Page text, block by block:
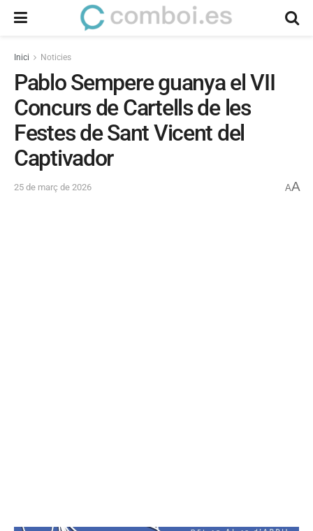
Inici Noticies
Pablo Sempere guanya el VII
Concurs de Cartells de les
Festes de Sant Vicent del
Captivador
25 de març de 2026 AA